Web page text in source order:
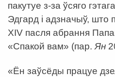
пакутуе з-за ўсяго
Эдгард і адзначыў, што
XIV пасля абрання
«Спакой вам» (пар.Ян
«Ён заўсёды працуе